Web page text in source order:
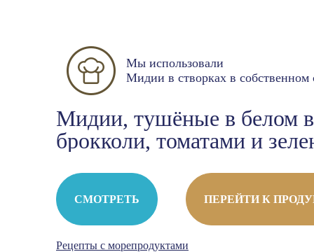
Мы использовали
Мидии в створках в собственном
Мидии, тушёные в белом
брокколи, томатами и
СМОТРЕТЬ ПЕРЕЙТИ К
Рецепты с морепродуктами